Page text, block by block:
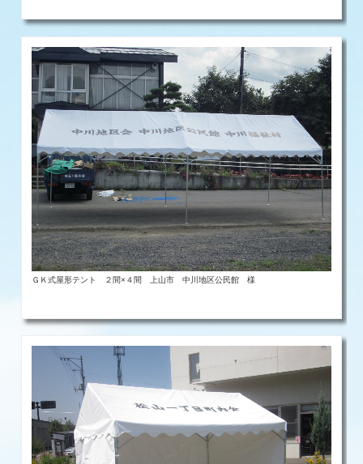
ＧＫ式屋形テント ２間×４間 上山市 中川地区公民館 様